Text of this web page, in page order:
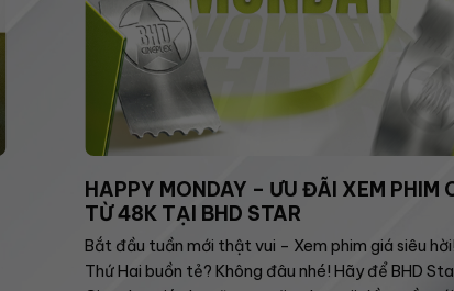
HAPPY MONDAY – ƯU ĐÃI XEM PHIM
TỪ 48K TẠI BHD STAR
Bắt đầu tuần mới thật vui – Xem phim giá siêu hời!
Thứ Hai buồn tẻ? Không đâu nhé! Hãy để BHD